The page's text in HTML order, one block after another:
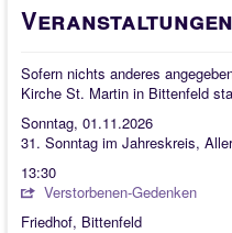
Quintessenz
2025
2026
Veranstaltungen
Sofern nichts anderes
Kirche St. Martin in Bittenfeld
Sonntag, 01.11.2026
31. Sonntag im Jahreskreis,
13:30
Verstorbenen-Gedenken
Friedhof, Bittenfeld